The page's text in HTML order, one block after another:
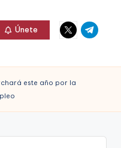
Únete
Elemento
del
Elemento
del
este año por la